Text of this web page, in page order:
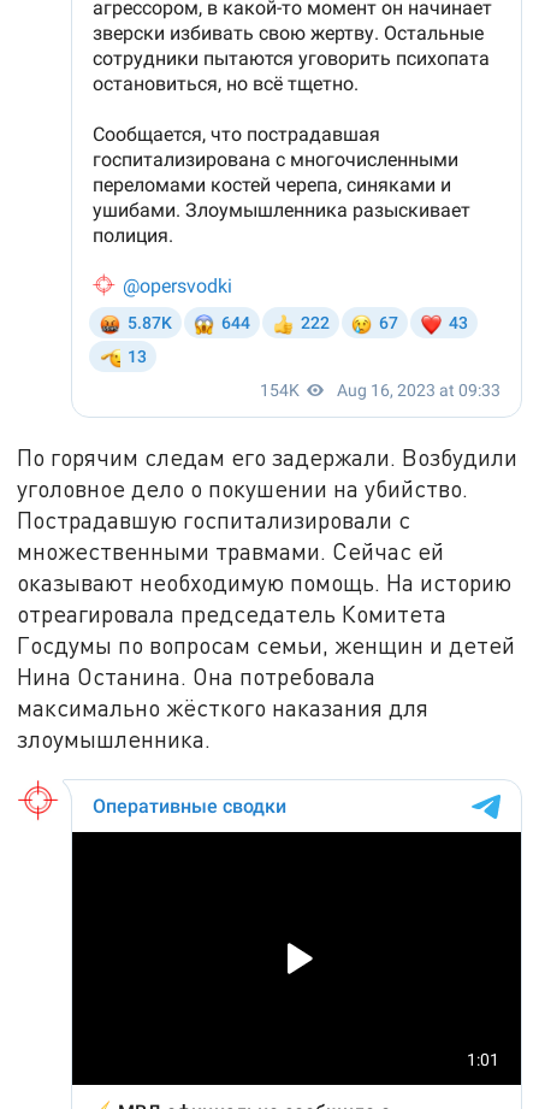
По горячим следам его задержали. Возбудили
уголовное дело о покушении на убийство.
Пострадавшую госпитализировали с
множественными травмами. Сейчас ей
оказывают необходимую помощь. На историю
отреагировала председатель Комитета
Госдумы по вопросам семьи, женщин и детей
Нина Останина. Она потребовала
максимально жёсткого наказания для
злоумышленника.